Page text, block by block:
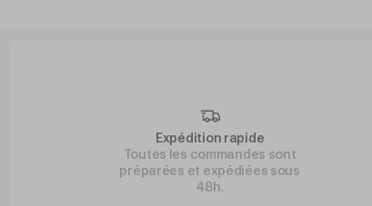
Expédition rapide
Toutes les commandes sont
préparées et expédiées sous
48h.